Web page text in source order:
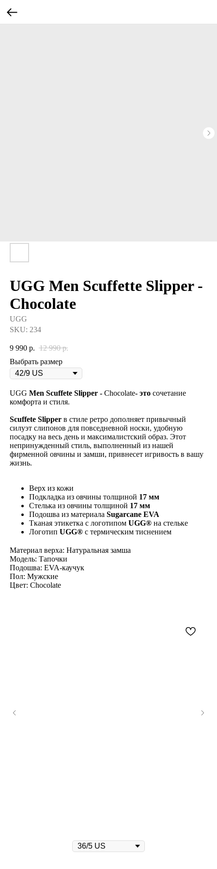
UGG Men Scuffette Slipper -
Chocolate
UGG
SKU: 234
9 990 р. 12 990 р.
Выбрать размер
UGG Men Scuffete Slipper - Chocolate- это сочетание
комфорта и стиля.
Scuffete Slipper в стиле ретро дополняет привычный
силуэт слипонов для повседневной носки, удобную
посадку на весь день и максималистский образ. Этот
непринужденный стиль, выполненный из нашей
фирменной овчины и замши, привнесет игривость в вашу
жизнь.
Верх из кожи
Подкладка из овчины толщиной 17 мм
Стелька из овчины толщиной 17 мм
Подошва из материала Sugarcane EVA
Тканая этикетка с логотипом UGG® на стельке
Логотип UGG® с термическим тиснением
Материал верха: Натуральная замша
Модель: Тапочки
Подошва: EVA-каучук
Пол: Мужские
Цвет: Chocolate